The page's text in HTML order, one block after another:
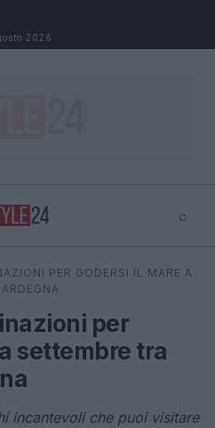
2026
⌕
⌕ ×
PER GODERSI IL MARE A
per
settembre tra
incantevoli che puoi visitare